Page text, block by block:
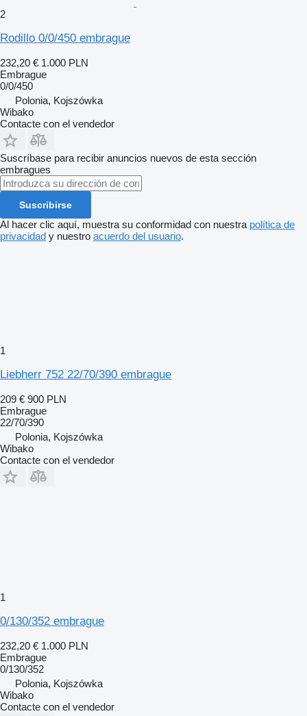
2
Rodillo 0/0/450 embrague
232,20 € 1.000 PLN
Embrague
0/0/450
Polonia, Kojszówka
Wibako
Contacte con el vendedor
Suscríbase para recibir anuncios nuevos de esta sección
embragues
Suscribirse
Al hacer clic aquí, muestra su conformidad con nuestra política de
privacidad y nuestro acuerdo del usuario.
1
Liebherr 752 22/70/390 embrague
209 € 900 PLN
Embrague
22/70/390
Polonia, Kojszówka
Wibako
Contacte con el vendedor
1
0/130/352 embrague
232,20 € 1.000 PLN
Embrague
0/130/352
Polonia, Kojszówka
Wibako
Contacte con el vendedor